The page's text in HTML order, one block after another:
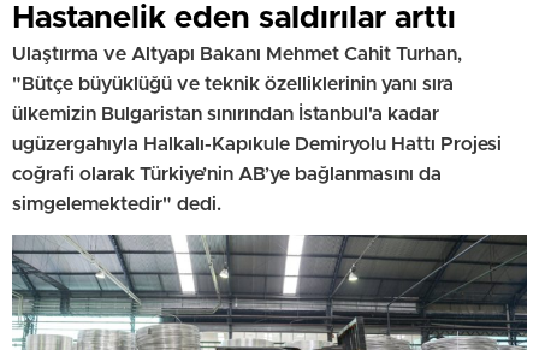
Hastanelik eden saldırılar arttı
Ulaştırma ve Altyapı Bakanı Mehmet Cahit Turhan,
"Bütçe büyüklüğü ve teknik özelliklerinin yanı sıra
ülkemizin Bulgaristan sınırından İstanbul'a kadar
ugüzergahıyla Halkalı-Kapıkule Demiryolu Hattı Projesi
coğrafi olarak Türkiye’nin AB’ye bağlanmasını da
simgelemektedir" dedi.